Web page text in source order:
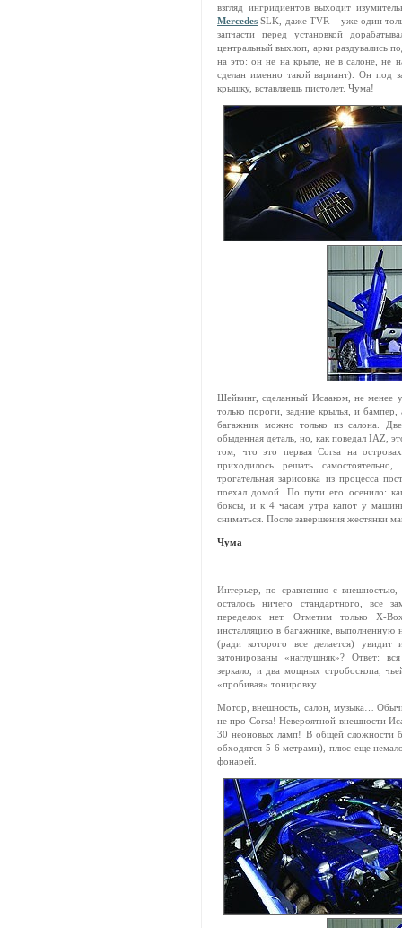
взгляд ингридиентов выходит
Mercedes SLK, даже TVR – уже один
запчасти перед установкой
центральный выхлоп, арки раздувались
на это: он не на крыле, не в салоне, не
сделан именно такой вариант). Он под
крышку, вставляешь пистолет. Чума!
Шейвинг, сделанный Исааком, не менее
только пороги, задние крылья, и
багажник можно только из салона.
обыденная деталь, но, как поведал IAZ,
том, что это первая Corsa на
приходилось решать
трогательная зарисовка из процесса
поехал домой. По пути его осенило:
боксы, и к 4 часам утра капот у
сниматься. После завершения жестянки
Чума
Интерьер, по сравнению с внешностью,
осталось ничего стандартного, все
переделок нет. Отметим только X-
инсталляцию в багажнике, выполненную
(ради которого все делается) увидит
затонированы «наглушняк»? Ответ:
зеркало, и два мощных стробоскопа,
«пробивая» тонировку.
Мотор, внешность, салон, музыка…
не про Corsa! Невероятной внешности
30 неоновых ламп! В общей сложности
обходятся 5-6 метрами), плюс еще
фонарей.